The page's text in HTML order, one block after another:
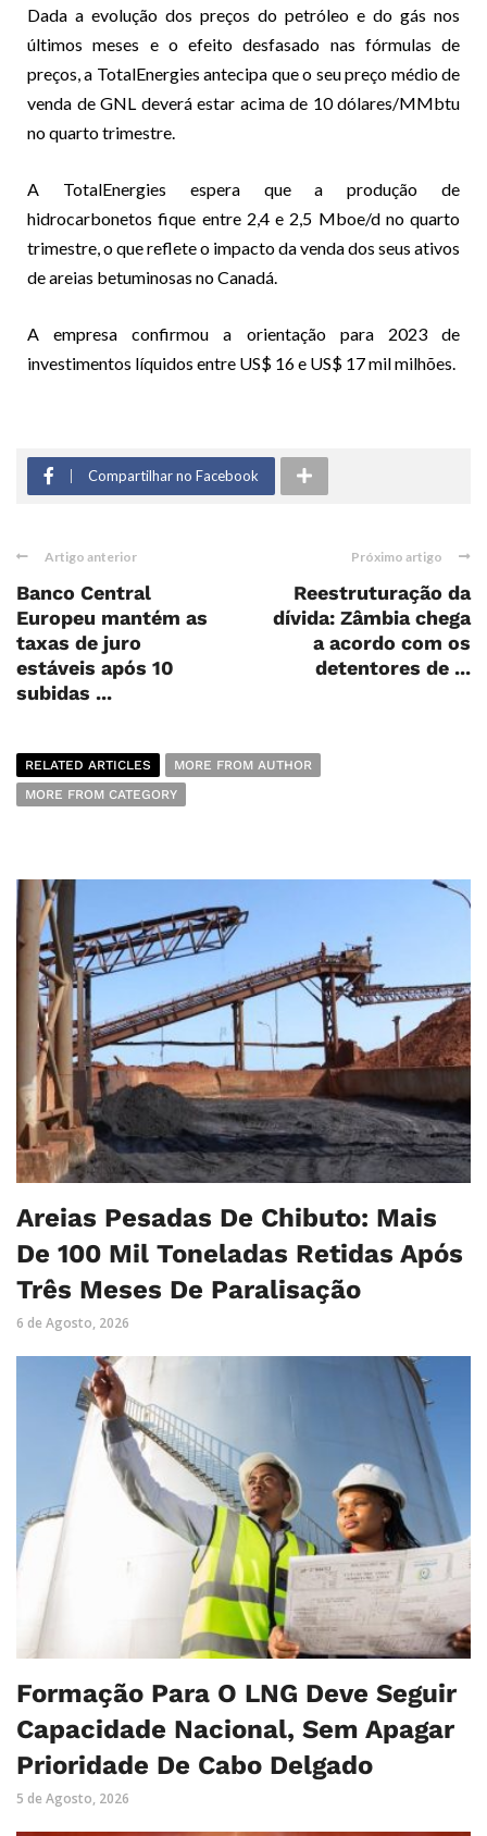
Dada a evolução dos preços do petróleo e do gás nos
últimos meses e o efeito desfasado nas fórmulas de
preços, a TotalEnergies antecipa que o seu preço médio de
venda de GNL deverá estar acima de 10 dólares/MMbtu
no quarto trimestre.
A TotalEnergies espera que a produção de
hidrocarbonetos fique entre 2,4 e 2,5 Mboe/d no quarto
trimestre, o que reflete o impacto da venda dos seus ativos
de areias betuminosas no Canadá.
A empresa confirmou a orientação para 2023 de
investimentos líquidos entre US$ 16 e US$ 17 mil milhões.
Compartilhar no Facebook
Artigo anterior
Banco Central
Europeu mantém as
taxas de juro
estáveis após 10
subidas ...
Próximo artigo
Reestruturação da
dívida: Zâmbia chega
a acordo com os
detentores de ...
RELATED ARTICLES
MORE FROM AUTHOR
MORE FROM CATEGORY
Areias Pesadas De Chibuto: Mais
De 100 Mil Toneladas Retidas Após
Três Meses De Paralisação
6 de Agosto, 2026
Formação Para O LNG Deve Seguir
Capacidade Nacional, Sem Apagar
Prioridade De Cabo Delgado
5 de Agosto, 2026